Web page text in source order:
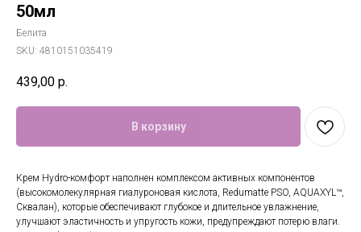
50мл
Белита
SKU: 4810151035419
439,00 р.
В корзину
Крем Hydro-комфорт наполнен комплексом активных компонентов
(высокомолекулярная гиалуроновая кислота, Redumatte PSO, AQUAXYL™,
Сквалан), которые обеспечивают глубокое и длительное увлажнение,
улучшают эластичность и упругость кожи, предупреждают потерю влаги.